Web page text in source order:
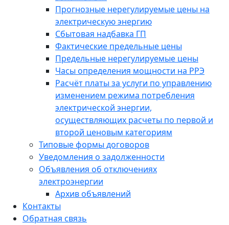
Прогнозные нерегулируемые цены на
электрическую энергию
Сбытовая надбавка ГП
Фактические предельные цены
Предельные нерегулируемые цены
Часы определения мощности на РРЭ
Расчёт платы за услуги по управлению
изменением режима потребления
электрической энергии,
осуществляющих расчеты по первой и
второй ценовым категориям
Типовые формы договоров
Уведомления о задолженности
Объявления об отключениях
электроэнергии
Архив объявлений
Контакты
Обратная связь